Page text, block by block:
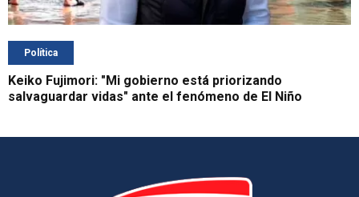
Política
Keiko Fujimori: "Mi gobierno está priorizando
salvaguardar vidas" ante el fenómeno de El Niño